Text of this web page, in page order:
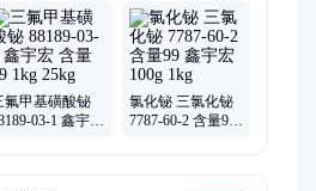
氟甲基磺酸铋
03-1 鑫宇宏
氯化铋 三氯化铋
7787-60-2 含量99